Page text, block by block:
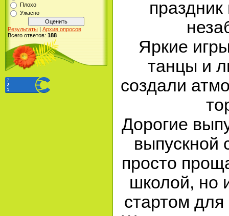
Плохо
Ужасно
Результаты | Архив опросов
Всего ответов: 188
Яркие
танцы и
создали
Дорогие
выпускной
просто
школой, но
стартом